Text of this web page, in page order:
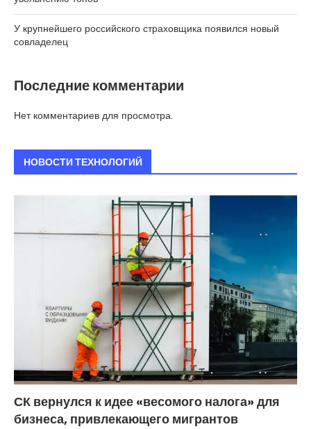
У крупнейшего российского страховщика появился новый
совладелец
Последние комментарии
Нет комментариев для просмотра.
НОВОСТИ ТЕХНОЛОГИЙ
СК вернулся к идее «весомого налога» для
бизнеса, привлекающего мигрантов